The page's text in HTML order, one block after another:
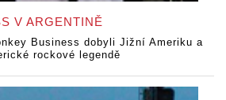
V ARGENTINĚ
Business dobyli Jižní Ameriku a
rockové legendě